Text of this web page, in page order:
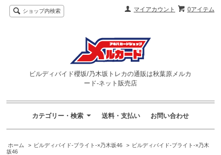
0アイテム
マイアカウント
ショップ内検索
ビルディバイド櫻坂/乃木坂トレカの通販は秋葉原メルカ
ード-ネット販売店
カテゴリー・検索 送料・支払い お問い合わせ
ホーム > ビルディバイド-ブライト-×乃木坂46 > ビルディバイド-ブライト-×乃木
坂46